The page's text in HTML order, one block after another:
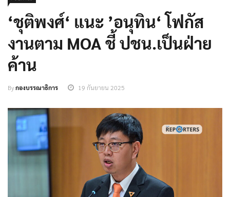
‘ชุติพงศ์‘ แนะ ’อนุทิน‘ โฟกัส
งานตาม MOA ชี้ ปชน.เป็นฝ่าย
ค้าน
Byกองบรรณาธิการ 19 กันยายน 2025